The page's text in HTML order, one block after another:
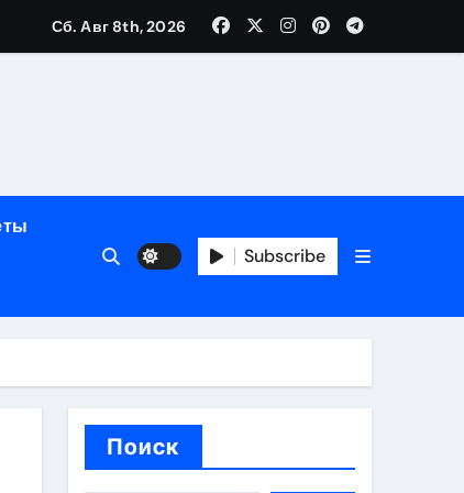
ресниц
Сб. Авг 8th, 2026
Subscribe
Поиск